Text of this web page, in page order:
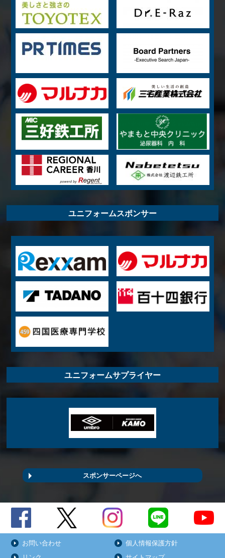
ユニフォームスポンサー
ユニフォームサプライヤー
スポンサーページへ
お問い合わせ
個人情報保護方針